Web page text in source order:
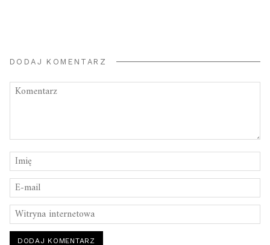
DODAJ KOMENTARZ